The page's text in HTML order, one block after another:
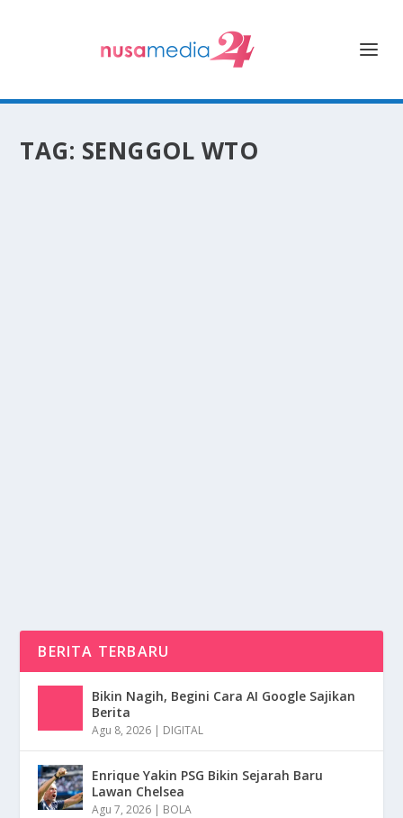
TAG: SENGGOL WTO
BERITA TERBARU
Bikin Nagih, Begini Cara AI Google Sajikan
Berita
Agu 8, 2026 | DIGITAL
Enrique Yakin PSG Bikin Sejarah Baru
Lawan Chelsea
Agu 7, 2026 | BOLA